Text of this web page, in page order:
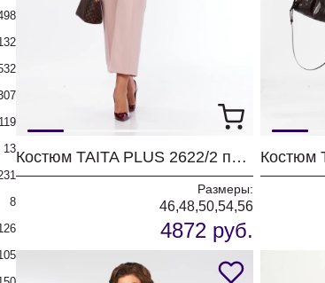
119
13
8
Костюм TAITA PLUS 2622/2 пудра
Размеры:
46,48,50,54,56
4872 руб.